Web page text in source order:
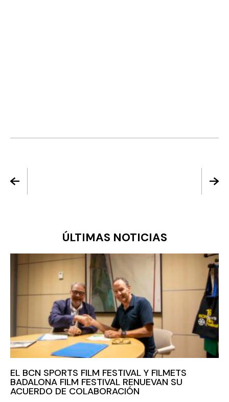
ÚLTIMAS NOTICIAS
EL BCN SPORTS FILM FESTIVAL Y FILMETS
BADALONA FILM FESTIVAL RENUEVAN SU
ACUERDO DE COLABORACIÓN